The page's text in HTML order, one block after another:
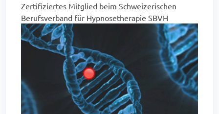
Zertifiziertes Mitglied beim Schweizerischen
Berufsverband für Hypnosetherapie SBVH